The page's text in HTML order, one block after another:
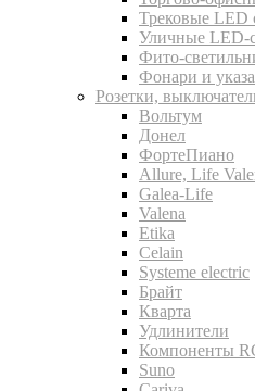
Трековые LED
Уличные LED-
Фито-
Фонари и
Розетки,
Вольтум
Донел
ФортеПиано
Allure, Life
Galea-Life
Valena
Etika
Celain
Systeme electric
Брайт
Кварта
Удлинители
Компоненты
Suno